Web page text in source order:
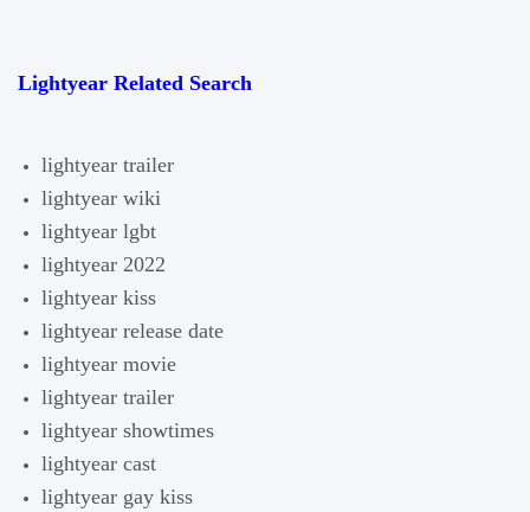
Lightyear Related Search
lightyear trailer
lightyear wiki
lightyear lgbt
lightyear 2022
lightyear kiss
lightyear release date
lightyear movie
lightyear trailer
lightyear showtimes
lightyear cast
lightyear gay kiss